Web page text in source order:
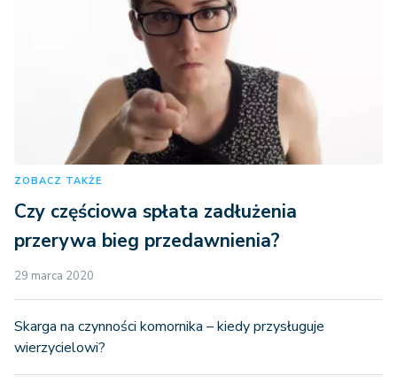
ZOBACZ TAKŻE
Czy częściowa spłata zadłużenia
przerywa bieg przedawnienia?
29 marca 2020
Skarga na czynności komornika – kiedy przysługuje
wierzycielowi?